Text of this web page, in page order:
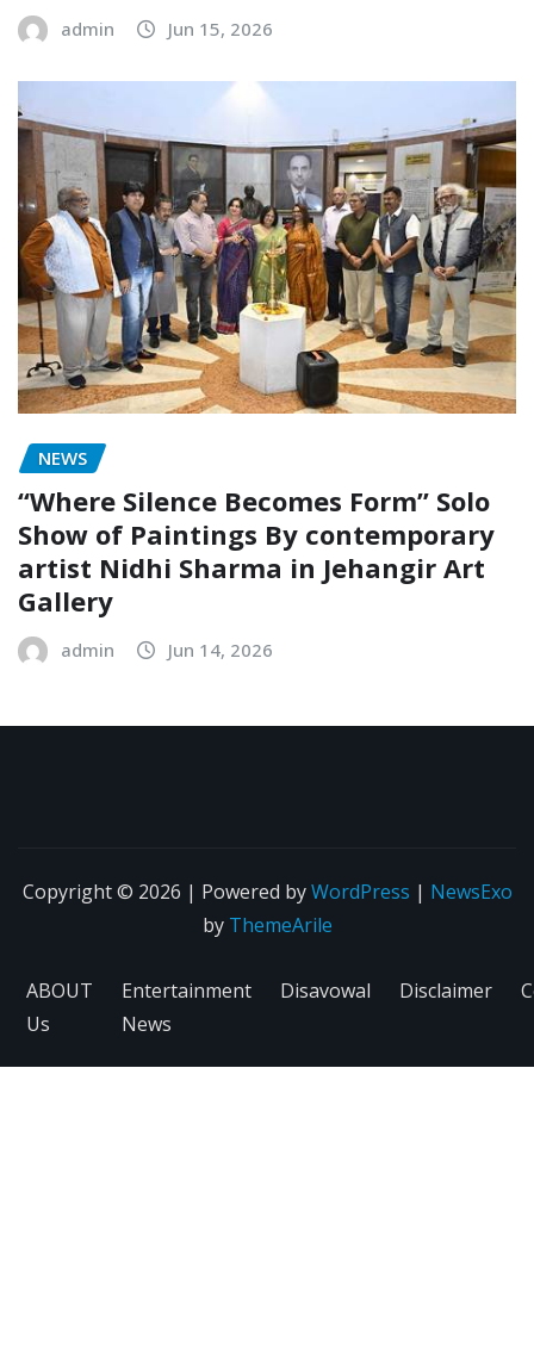
admin Jun 15, 2026
NEWS
“Where Silence Becomes Form” Solo
Show of Paintings By contemporary
artist Nidhi Sharma in Jehangir Art
Gallery
admin Jun 14, 2026
Copyright © 2026 | Powered byWordPress | NewsExo
by ThemeArile
ABOUT
Us
Entertainment
News
Disavowal Disclaimer